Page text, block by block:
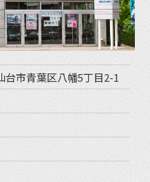
市青葉区八幡5丁目2-1